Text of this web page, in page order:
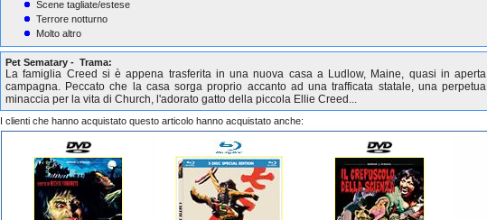
Scene tagliate/estese
Terrore notturno
Molto altro
Pet Sematary - Trama:
La famiglia Creed si è appena trasferita in una nuova casa a Ludlow, Maine, quasi in aperta
campagna. Peccato che la casa sorga proprio accanto ad una trafficata statale, una perpetua
minaccia per la vita di Church, l'adorato gatto della piccola Ellie Creed...
I clienti che hanno acquistato questo articolo hanno acquistato anche: